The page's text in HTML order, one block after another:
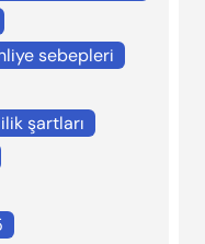
sebepleri
şartları